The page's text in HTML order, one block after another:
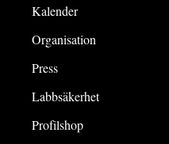
Kalender
Organisation
Press
Labbsäkerhet
Profilshop